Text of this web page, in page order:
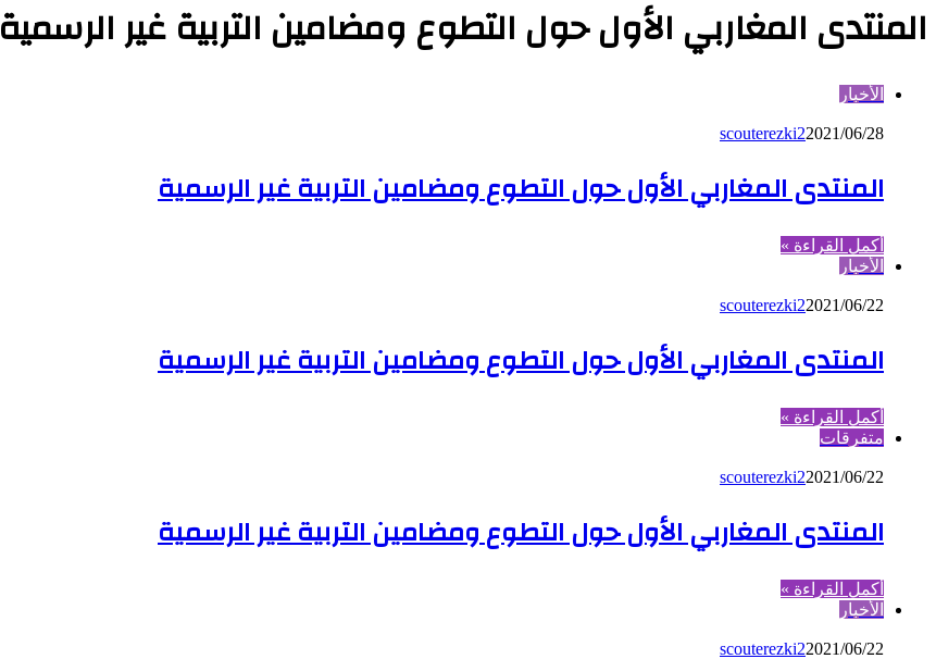
المنتدى المغاربي الأول حول التطوع ومضامين التربية غير الرسمية
الأخبار
scouterezki22021/06/28
المنتدى المغاربي الأول حول التطوع ومضامين التربية غير الرسمية
أكمل القراءة »
الأخبار
scouterezki22021/06/22
المنتدى المغاربي الأول حول التطوع ومضامين التربية غير الرسمية
أكمل القراءة »
متفرقات
scouterezki22021/06/22
المنتدى المغاربي الأول حول التطوع ومضامين التربية غير الرسمية
أكمل القراءة »
الأخبار
scouterezki22021/06/22